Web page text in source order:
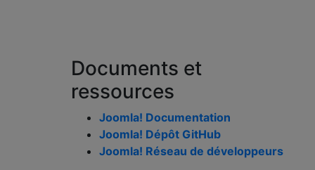
Documents et
ressources
Joomla! Documentation
Joomla! Dépôt GitHub
Joomla! Réseau de développeurs